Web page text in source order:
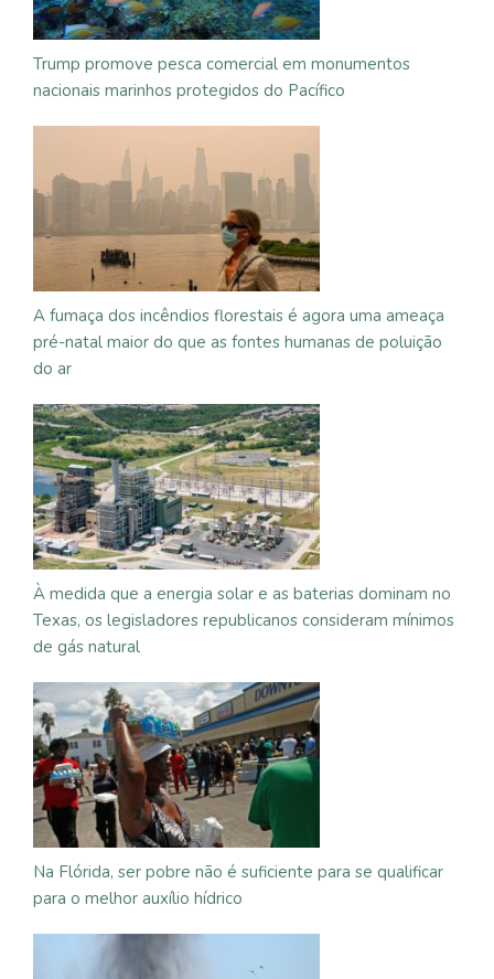
Trump promove pesca comercial em monumentos
nacionais marinhos protegidos do Pacífico
A fumaça dos incêndios florestais é agora uma ameaça
pré-natal maior do que as fontes humanas de poluição
do ar
À medida que a energia solar e as baterias dominam no
Texas, os legisladores republicanos consideram mínimos
de gás natural
Na Flórida, ser pobre não é suficiente para se qualificar
para o melhor auxílio hídrico